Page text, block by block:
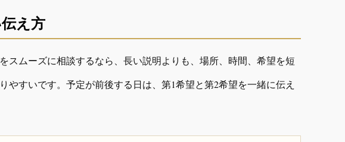
え方
スムーズに相談するなら、長い説明よりも、場所、時間、希望を短
やすいです。予定が前後する日は、第1希望と第2希望を一緒に伝え